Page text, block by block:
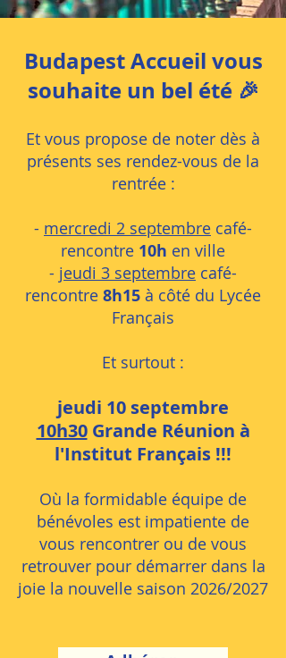
Budapest Accueil vous
souhaite un bel été 🎉
Et vous propose de noter dès à
présents ses rendez-vous de la
rentrée :
- mercredi 2 septembre café-
rencontre 10h en ville
- jeudi 3 septembre café-
rencontre 8h15 à côté du Lycée
Français
Et surtout :
jeudi 10 septembre
10h30Grande Réunion à
l'Institut Français !!!
Où la formidable équipe de
bénévoles est impatiente de
vous rencontrer ou de vous
retrouver pour démarrer dans la
joie la nouvelle saison 2026/2027